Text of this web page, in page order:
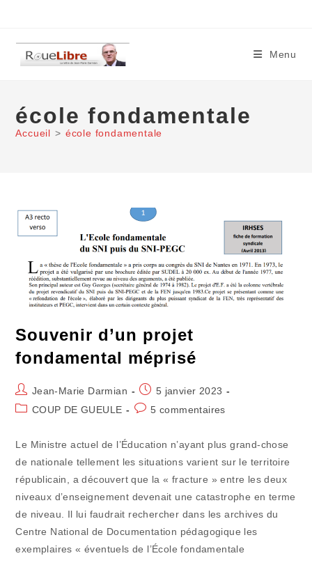
content
Menu
école fondamentale
Accueil > école fondamentale
Souvenir d’un projet
fondamental méprisé
Auteur/autrice
de
Jean-Marie Darmian
Publication
publiée :
5 janvier 2023
PostCOUP DE GUEULE
Commentaires
publication :
5 commentaires
Le Ministre actuel de l’Éducation n’ayant plus grand-chose
de nationale tellement les situations varient sur le territoire
républicain, a découvert que la « fracture » entre les deux
niveaux d’enseignement devenait une catastrophe en terme
de niveau. Il lui faudrait rechercher dans les archives du
Centre National de Documentation pédagogique les
exemplaires « éventuels de l’École fondamentale